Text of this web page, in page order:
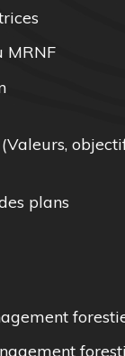
MRNF
plans